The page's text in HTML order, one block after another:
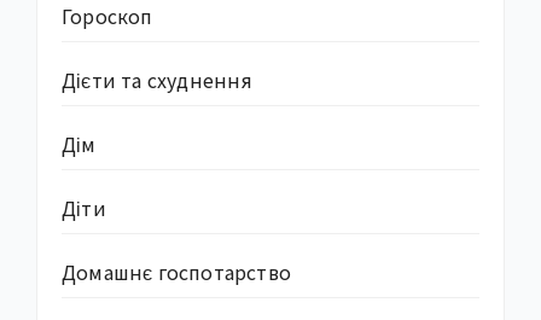
Гороскоп
Дієти та схуднення
Дім
Діти
Домашнє госпотарство